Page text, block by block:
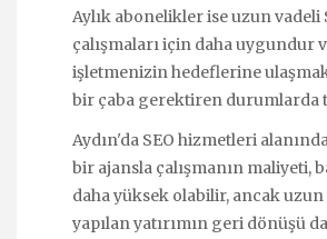
Aylık abonelikler ise uzun vadeli
çalışmaları için daha uygundur
işletmenizin hedeflerine
bir çaba gerektiren durumlarda
Aydın'da SEO hizmetleri
bir ajansla çalışmanın maliyeti,
daha yüksek olabilir, ancak uzun
yapılan yatırımın geri dönüşü